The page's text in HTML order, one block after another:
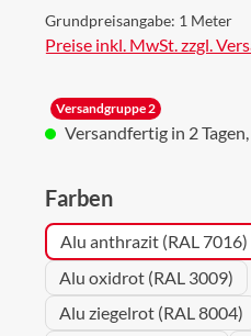
Grundpreisangabe: 1 Meter
Preise inkl. MwSt. zzgl.
Versandgruppe 2
Versandfertig in 2
Farbenauswählen
Alu anthrazit (RAL 7016)
Alu oxidrot (RAL 3009)
Alu ziegelrot (RAL 8004)